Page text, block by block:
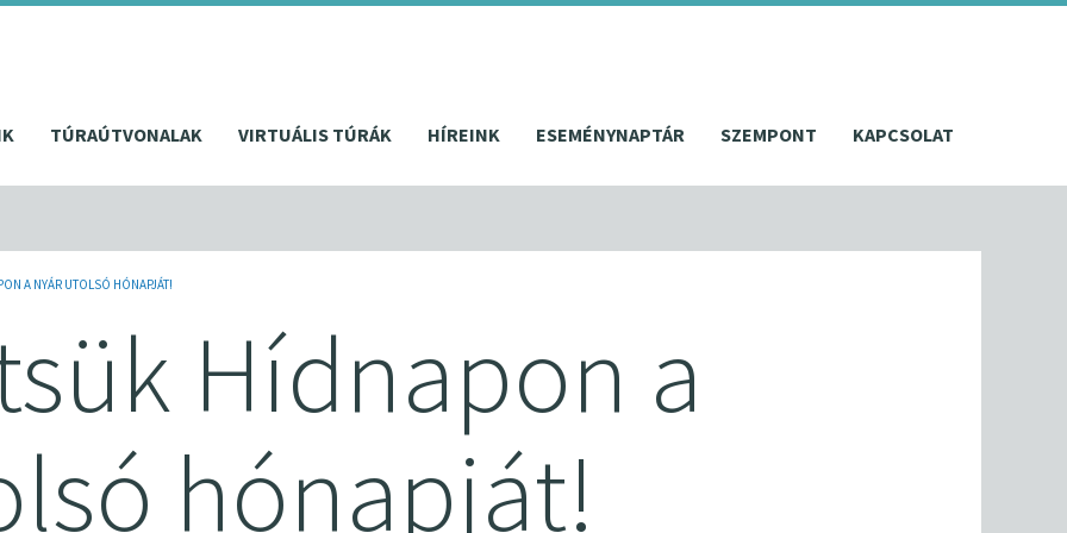
TÚRAÚTVONALAK VIRTUÁLIS TÚRÁK HÍREINK ESEMÉNYNAPTÁR SZEMPONT KAPCSOLAT
A NYÁR UTOLSÓ HÓNAPJÁT!
Hídnapon a
hónapját!